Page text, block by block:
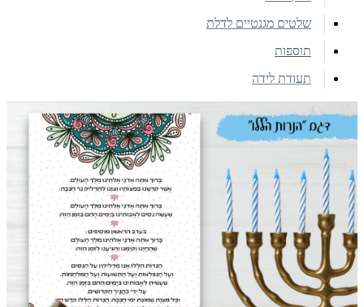
שלטים מגנטיים לדלת
תוספות
תעודת לידה